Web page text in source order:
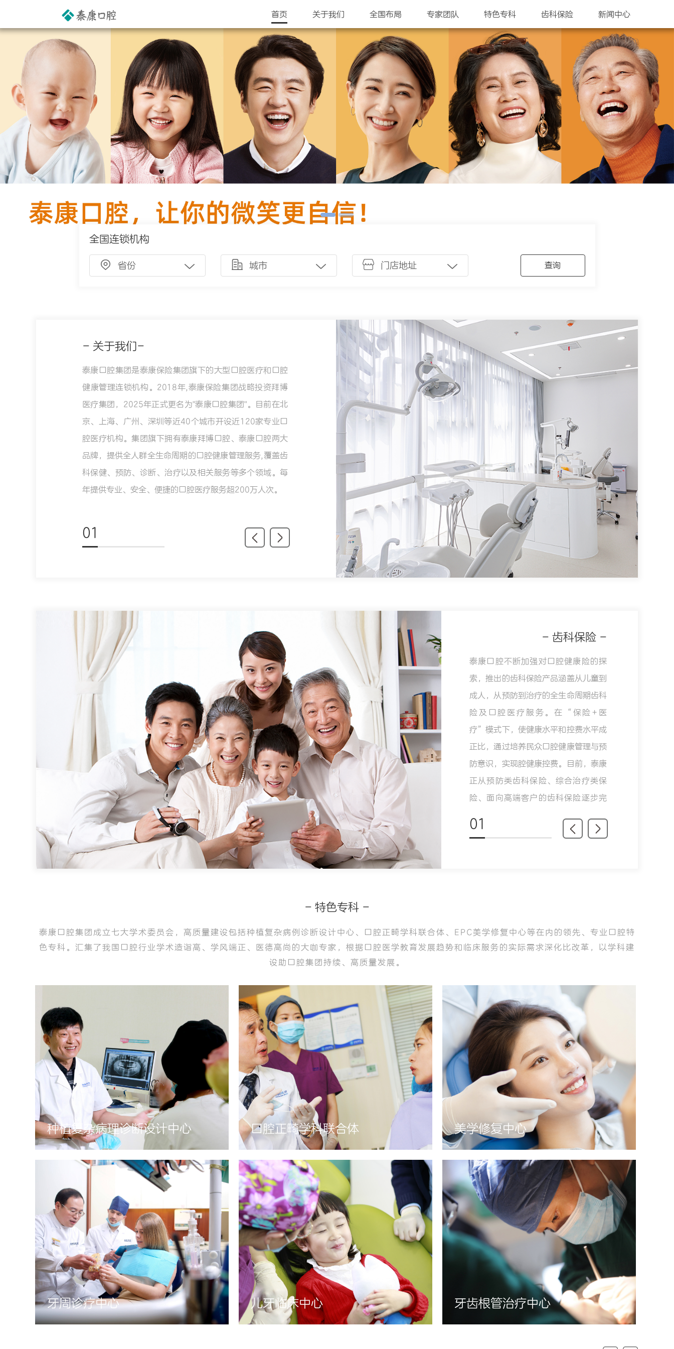
首页 关于我们 全国布局 专家团队 特色专科 齿科保险 新闻中心
全国连锁机构
省份 城市 门店地址
- 关于我们-
泰康口腔集团是泰康保险集团旗下的大型口腔医疗和口腔
健康管理连锁机构。2018年,泰康保险集团战略投资拜博
医疗集团，2025年正式更名为"泰康口腔集团"。目前在北
京、上海、广州、深圳等近40个城市开设近120家专业口
腔医疗机构。集团旗下拥有泰康拜博口腔、泰康口腔两大
品牌，提供全人群全生命周期的口腔健康管理服务,覆盖齿
科保健、预防、诊断、治疗以及相关服务等多个领域。每
年提供专业、安全、便捷的口腔医疗服务超200万人次。
01
- 齿科保险 -
泰康口腔不断加强对口腔健康险的探
索，推出的齿科保险产品涵盖从儿童到
成人，从预防到治疗的全生命周期齿科
险及口腔医疗服务。在“保险+医
疗”模式下，使健康水平和控费水平成
正比，通过培养民众口腔健康管理与预
防意识，实现腔健康控费。目前，泰康
正从预防类齿科保险、综合治疗类保
险、面向高端客户的齿科保险逐步完
01
- 特色专科 -
泰康口腔集团成立七大学术委员会，高质量建设包括种植复杂病例诊断设计中心、口腔正畸学科联合体、EPC美学修复中心等在内的领先、专业口腔特
色专科。汇集了我国口腔行业学术造诣高、学风端正、医德高尚的大咖专家，根据口腔医学教育发展趋势和临床服务的实际需求深化比改革，以学科建
设助口腔集团持续、高质量发展。
种植复杂病理诊断设计中心 口腔正畸学科联合体 美学修复中心
牙周诊疗中心 儿牙临床中心 牙齿根管治疗中心